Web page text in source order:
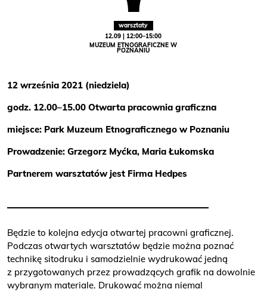
warsztaty
12.09 | 12:00–15:00
MUZEUM ETNOGRAFICZNE W
POZNANIU
12 września 2021 (niedziela)
godz. 12.00–15.00 Otwarta pracownia graficzna
miejsce: Park Muzeum Etnograficznego w Poznaniu
Prowadzenie: Grzegorz Myćka, Maria Łukomska
Partnerem warsztatów jest Firma Hedpes
Będzie to kolejna edycja otwartej pracowni graficznej.
Podczas otwartych warsztatów będzie można poznać
technikę sitodruku i samodzielnie wydrukować jedną
z przygotowanych przez prowadzących grafik na dowolnie
wybranym materiale. Drukować można niemal